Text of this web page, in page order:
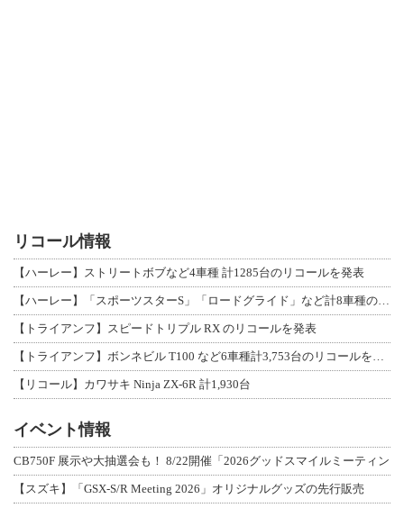
リコール情報
【ハーレー】ストリートボブなど4車種 計1285台のリコールを発表
【トライアンフ】スピードトリプル RX のリコールを発表
【リコール】カワサキ Ninja ZX-6R 計1,930台
イベント情報
CB750F 展示や大抽選会も！ 8/22開催「2026グッドスマイルミーティン
【スズキ】「GSX-S/R Meeting 2026」オリジナルグッズの先行販売